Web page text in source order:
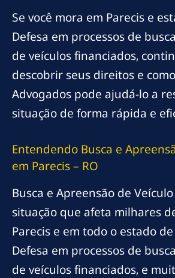
Se você mora em Parecis e
Defesa em processos de
de veículos financiados,
descobrir seus direitos e
Advogados pode ajudá-lo a
situação de forma rápida e
Entendendo Busca e
em Parecis – RO
Busca e Apreensão de
situação que afeta milhares
Parecis e em todo o estado
Defesa em processos de
de veículos financiados, e